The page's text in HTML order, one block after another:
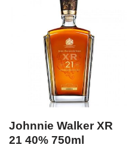
Johnnie Walker XR
21 40% 750ml